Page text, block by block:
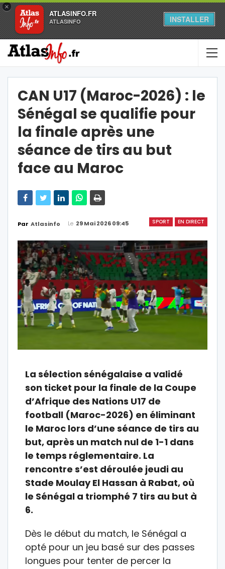
×
ATLASINFO.FR
ATLASINFO INSTALLER
CAN U17 (Maroc-2026) : le
Sénégal se qualifie pour
la finale après une
séance de tirs au but
face au Maroc
SPORT EN DIRECT
Par Atlasinfo Le 29 Mai 2026 09:45
La sélection sénégalaise a validé
son ticket pour la finale de la Coupe
d’Afrique des Nations U17 de
football (Maroc-2026) en éliminant
le Maroc lors d’une séance de tirs au
but, après un match nul de 1-1 dans
le temps réglementaire. La
rencontre s’est déroulée jeudi au
Stade Moulay El Hassan à Rabat, où
le Sénégal a triomphé 7 tirs au but à
6.
Dès le début du match, le Sénégal a
opté pour un jeu basé sur des passes
longues pour tenter de percer la